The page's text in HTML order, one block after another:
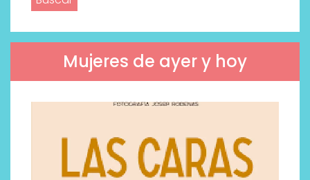
Mujeres de ayer y hoy